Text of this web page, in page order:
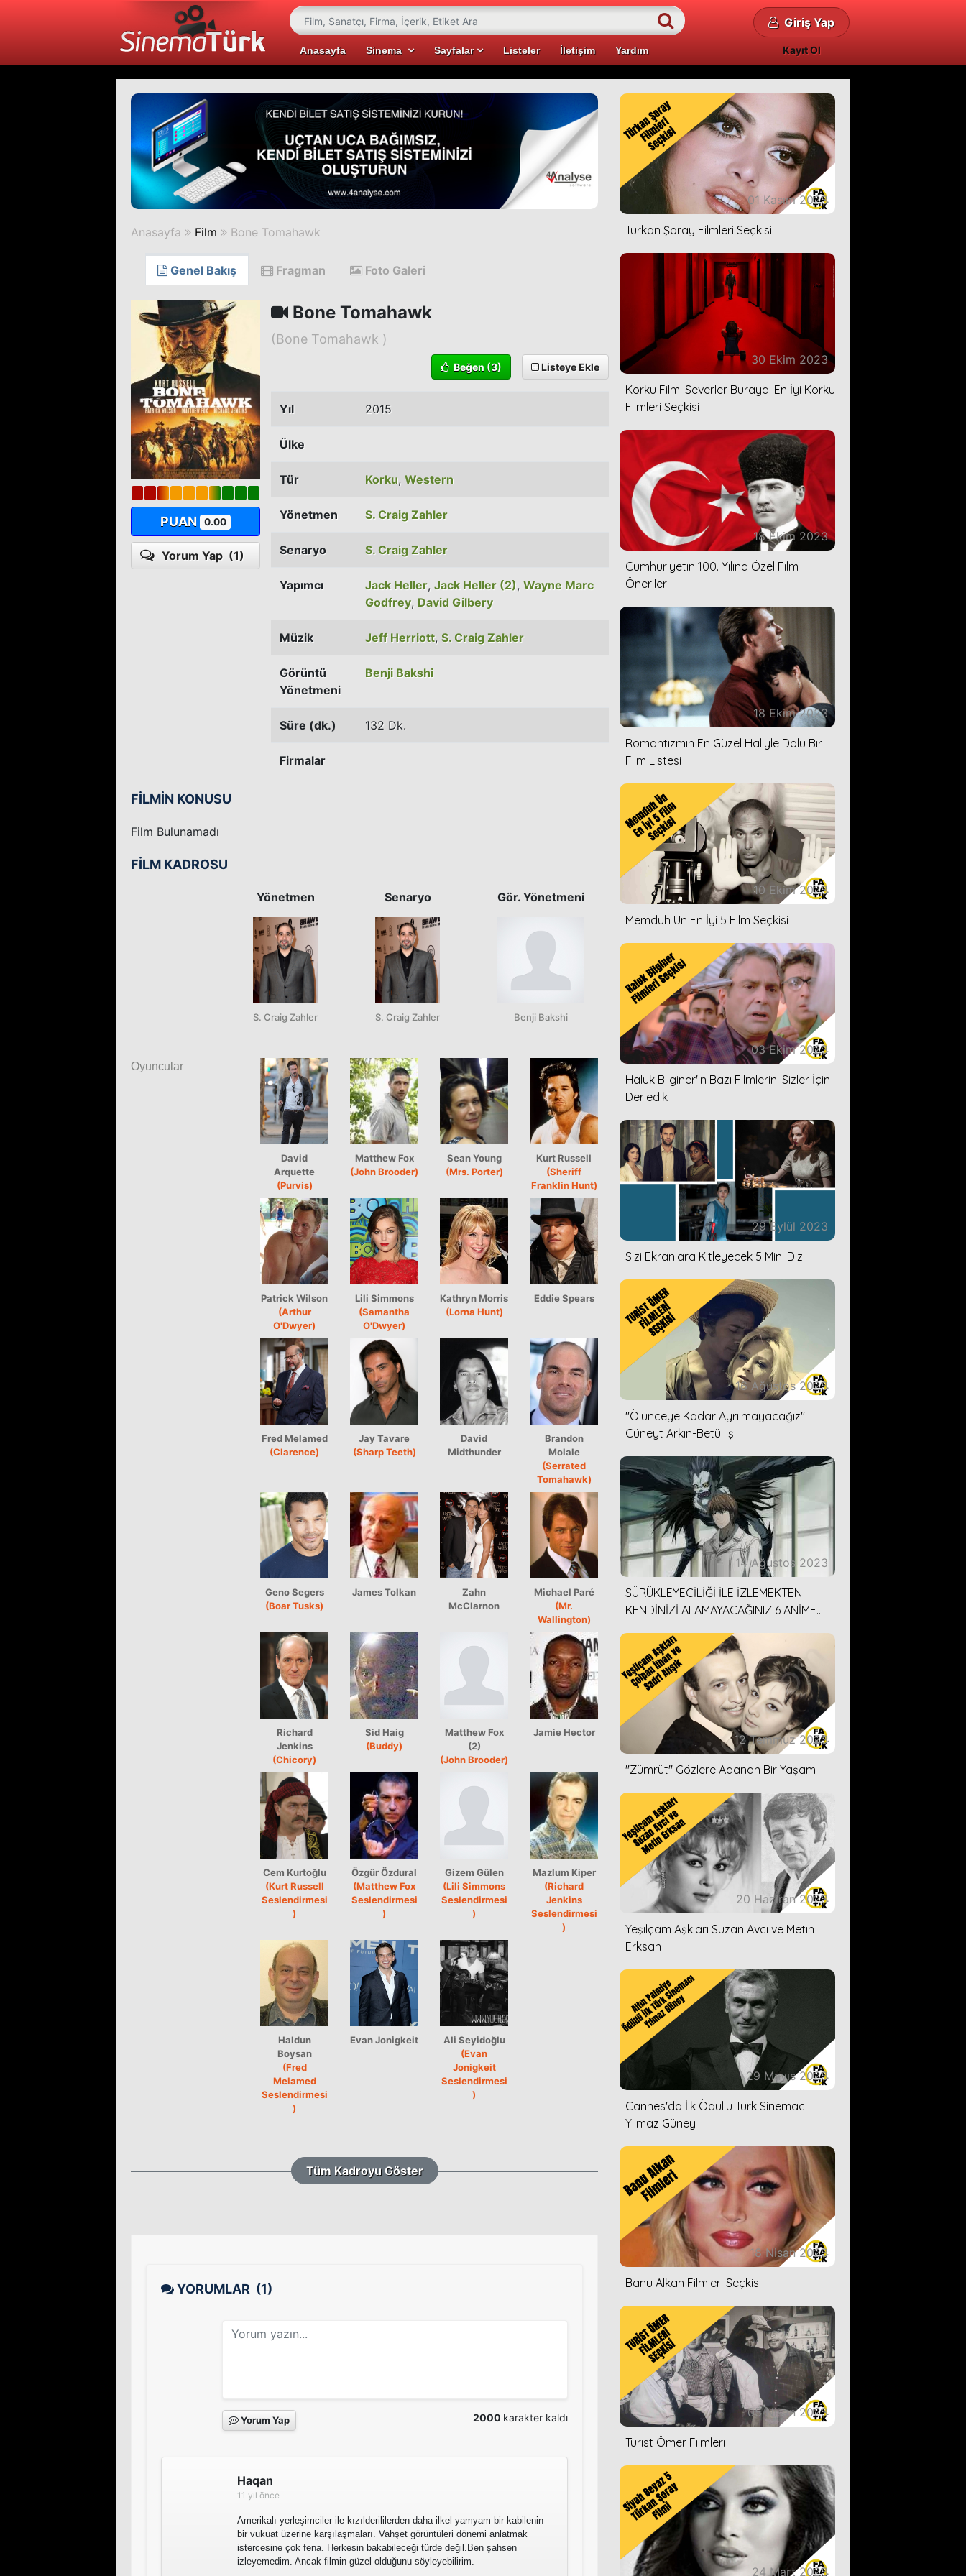
Anasayfa Sinema Sayfalar Listeler İletişim Yardım
Giriş Yap
Kayıt Ol
Anasayfa Film Bone Tomahawk
Genel Bakış Fragman Foto Galeri
PUAN 0.00
Yorum Yap (1)
Bone Tomahawk
(Bone Tomahawk )
Beğen (3) Listeye Ekle
Yıl 2015
Ülke
Tür Korku, Western
Yönetmen S. Craig Zahler
Senaryo S. Craig Zahler
Yapımcı Jack Heller, Jack Heller (2), Wayne Marc
Godfrey, David Gilbery
Müzik Jeff Herriott, S. Craig Zahler
Görüntü
Yönetmeni
Benji Bakshi
Süre (dk.) 132 Dk.
Firmalar
FİLMİN KONUSU
Film Bulunamadı
FİLM KADROSU
Yönetmen
S. Craig Zahler
Senaryo
S. Craig Zahler
Gör. Yönetmeni
Benji Bakshi
Oyuncular
David
Arquette
(Purvis)
Matthew Fox
(John Brooder)
Sean Young
(Mrs. Porter)
Kurt Russell
(Sheriff
Franklin Hunt)
Patrick Wilson
(Arthur
O'Dwyer)
Lili Simmons
(Samantha
O'Dwyer)
Kathryn Morris
(Lorna Hunt)
Eddie Spears
Fred Melamed
(Clarence)
Jay Tavare
(Sharp Teeth)
David
Midthunder
Brandon
Molale
(Serrated
Tomahawk)
Geno Segers
(Boar Tusks)
James Tolkan
Zahn
McClarnon
Michael Paré
(Mr.
Wallington)
Richard
Jenkins
(Chicory)
Sid Haig
(Buddy)
Matthew Fox
(2)
(John Brooder)
Jamie Hector
Cem Kurtoğlu
(Kurt Russell
Seslendirmesi
)
Özgür Özdural
(Matthew Fox
Seslendirmesi
)
Gizem Gülen
(Lili Simmons
Seslendirmesi
)
Mazlum Kiper
(Richard
Jenkins
Seslendirmesi
)
Haldun
Boysan
(Fred
Melamed
Seslendirmesi
)
Evan Jonigkeit
Ali Seyidoğlu
(Evan
Jonigkeit
Seslendirmesi
)
Tüm Kadroyu Göster
YORUMLAR (1)
Yorum Yap 2000 karakter kaldı
Haqan
11 yıl önce
Amerikalı yerleşimciler ile kızılderililerden daha ilkel yamyam bir kabilenin
bir vukuat üzerine karşılaşmaları. Vahşet görüntüleri dönemi anlatmak
istercesine çok fena. Herkesin bakabileceği türde değil.Ben şahsen
izleyemedim. Ancak filmin güzel olduğunu söyleyebilirim.
01 Kasım 2023
Türkan Şoray Filmleri Seçkisi
30 Ekim 2023
Korku Filmi Severler Buraya! En İyi Korku
Filmleri Seçkisi
18 Ekim 2023
Cumhuriyetin 100. Yılına Özel Film
Önerileri
18 Ekim 2023
Romantizmin En Güzel Haliyle Dolu Bir
Film Listesi
10 Ekim 2023
Memduh Ün En İyi 5 Film Seçkisi
03 Ekim 2023
Haluk Bilginer'in Bazı Filmlerini Sizler İçin
Derledik
29 Eylül 2023
Sizi Ekranlara Kitleyecek 5 Mini Dizi
16 Ağustos 2023
''Ölünceye Kadar Ayrılmayacağız''
Cüneyt Arkın-Betül Işıl
14 Ağustos 2023
SÜRÜKLEYECİLİĞİ İLE İZLEMEKTEN
KENDİNİZİ ALAMAYACAĞINIZ 6 ANİME
12 Temmuz 2023
''Zümrüt'' Gözlere Adanan Bir Yaşam
20 Haziran 2023
Yeşilçam Aşkları Suzan Avcı ve Metin
Erksan
29 Mayıs 2023
Cannes'da İlk Ödüllü Türk Sinemacı
Yılmaz Güney
18 Nisan 2023
Banu Alkan Filmleri Seçkisi
05 Nisan 2023
Turist Ömer Filmleri
24 Mart 2023